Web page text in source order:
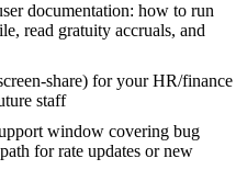
documentation: how to run
read gratuity accruals, and
share) for your HR/finance
staff
window covering bug
for rate updates or new